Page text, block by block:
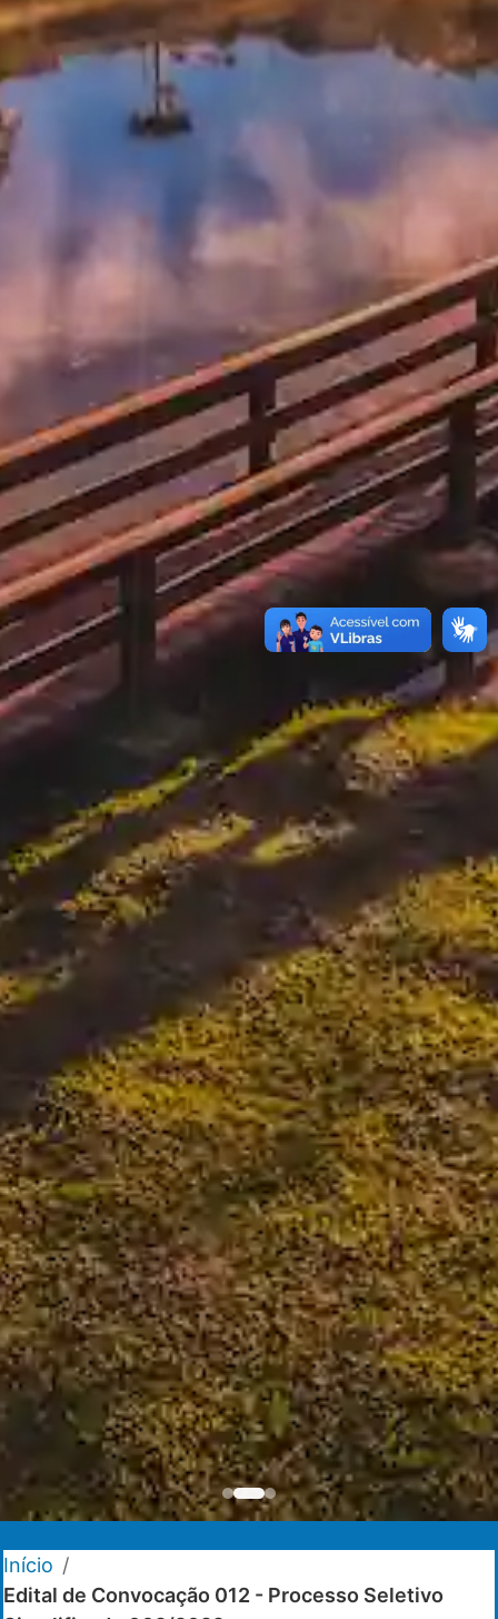
Início /
Edital de Convocação 012 - Processo Seletivo